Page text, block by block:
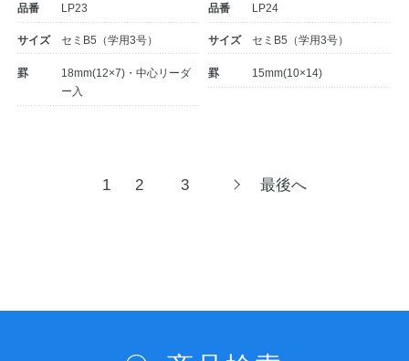
品番 LP23
サイズ セミB5（学用3号）
罫
18mm(12×7)・中心リーダ
ー入
品番 LP24
サイズ セミB5（学用3号）
罫 15mm(10×14)
ー
1 2 3
次
最後へ